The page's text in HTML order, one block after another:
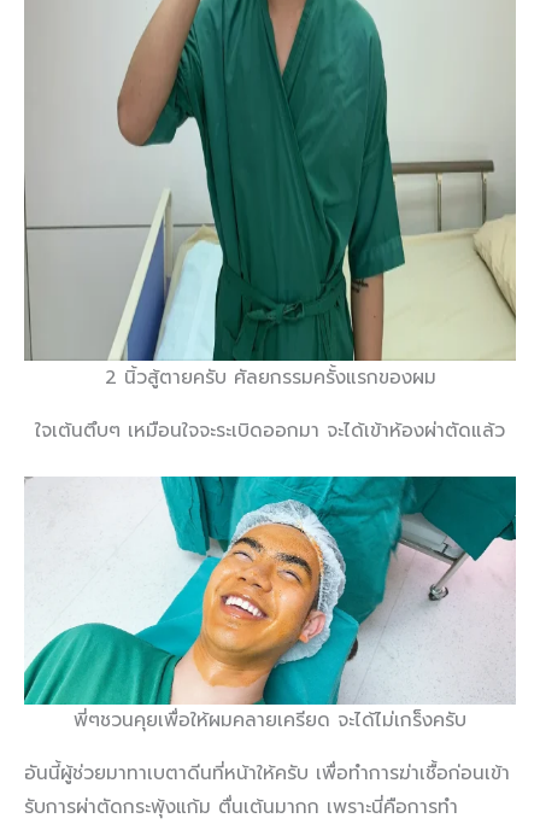
2 นิ้วสู้ตายครับ ศัลยกรรมครั้งแรกของผม
ใจเต้นตึบๆ เหมือนใจจะระเบิดออกมา จะได้เข้าห้องผ่าตัดแล้ว
พี่ๆชวนคุยเพื่อให้ผมคลายเครียด จะได้ไม่เกร็งครับ
อันนี้ผู้ช่วยมาทาเบตาดีนที่หน้าให้ครับ เพื่อทำการฆ่าเชื้อก่อนเข้า
รับการผ่าตัดกระพุ้งแก้ม ตื่นเต้นมากก เพราะนี่คือการทำ